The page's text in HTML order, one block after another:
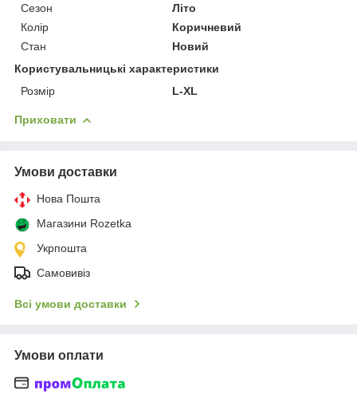
Сезон
Літо
Колір
Коричневий
Стан
Новий
Користувальницькі характеристики
Розмір
L-XL
Приховати
Умови доставки
Нова Пошта
Магазини Rozetka
Укрпошта
Самовивіз
Всі умови доставки
Умови оплати